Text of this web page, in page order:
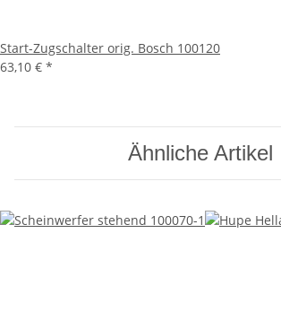
Start-Zugschalter orig. Bosch 100120
63,10 € *
Ähnliche Artikel